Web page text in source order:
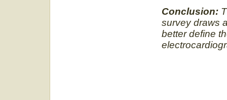
Conclusion:
survey draws
better define